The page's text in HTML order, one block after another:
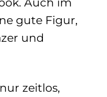
gute Figur,
und
zeitlos,